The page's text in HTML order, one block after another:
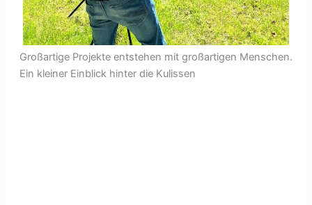
Großartige Projekte entstehen mit großartigen Menschen.
Ein kleiner Einblick hinter die Kulissen